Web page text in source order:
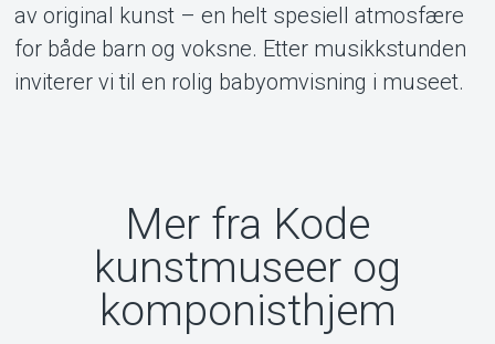
av original kunst – en helt spesiell atmosfære
for både barn og voksne. Etter musikkstunden
inviterer vi til en rolig babyomvisning i museet.
Mer fra Kode
kunstmuseer og
komponisthjem